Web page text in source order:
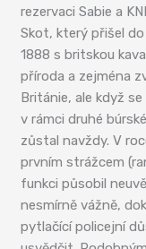
rezervaci Sabie a
Skot, který přišel
1888 s britskou
příroda a zejména
Británie, ale když
v rámci druhé
zůstal navždy. V
prvním strážcem
funkci působil
nesmírně vážně,
pytlačící policejní